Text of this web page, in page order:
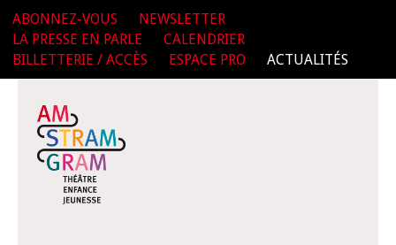
ABONNEZ-VOUS
NEWSLETTER
LA PRESSE EN PARLE
CALENDRIER
BILLETTERIE / ACCÈS
ESPACE PRO ACTUALITÉS